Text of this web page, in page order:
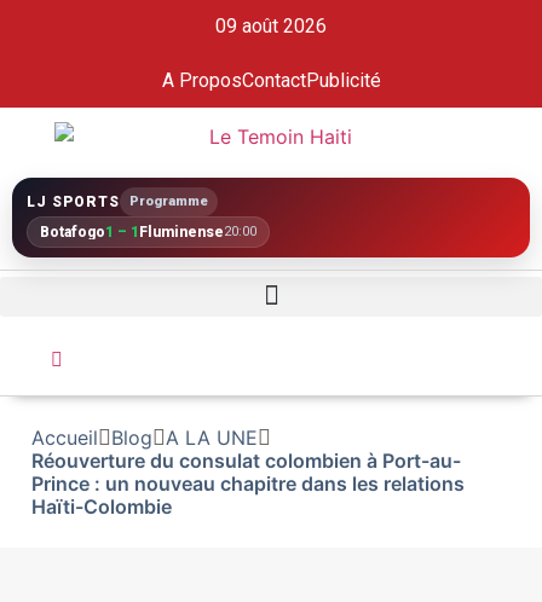
09 août 2026
A ProposContactPublicité
LJ SPORTS Programme
Botafogo1 – 1 Fluminense20:00
Accueil Blog
A LA UNE
Réouverture du consulat colombien à Port-au-
Prince : un nouveau chapitre dans les relations
Haïti-Colombie